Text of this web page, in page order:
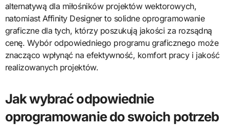
alternatywą dla miłośników projektów wektorowych,
natomiast Affinity Designer to solidne oprogramowanie
graficzne dla tych, którzy poszukują jakości za rozsądną
cenę. Wybór odpowiedniego programu graficznego może
znacząco wpłynąć na efektywność, komfort pracy i jakość
realizowanych projektów.
Jak wybrać odpowiednie
oprogramowanie do swoich potrzeb